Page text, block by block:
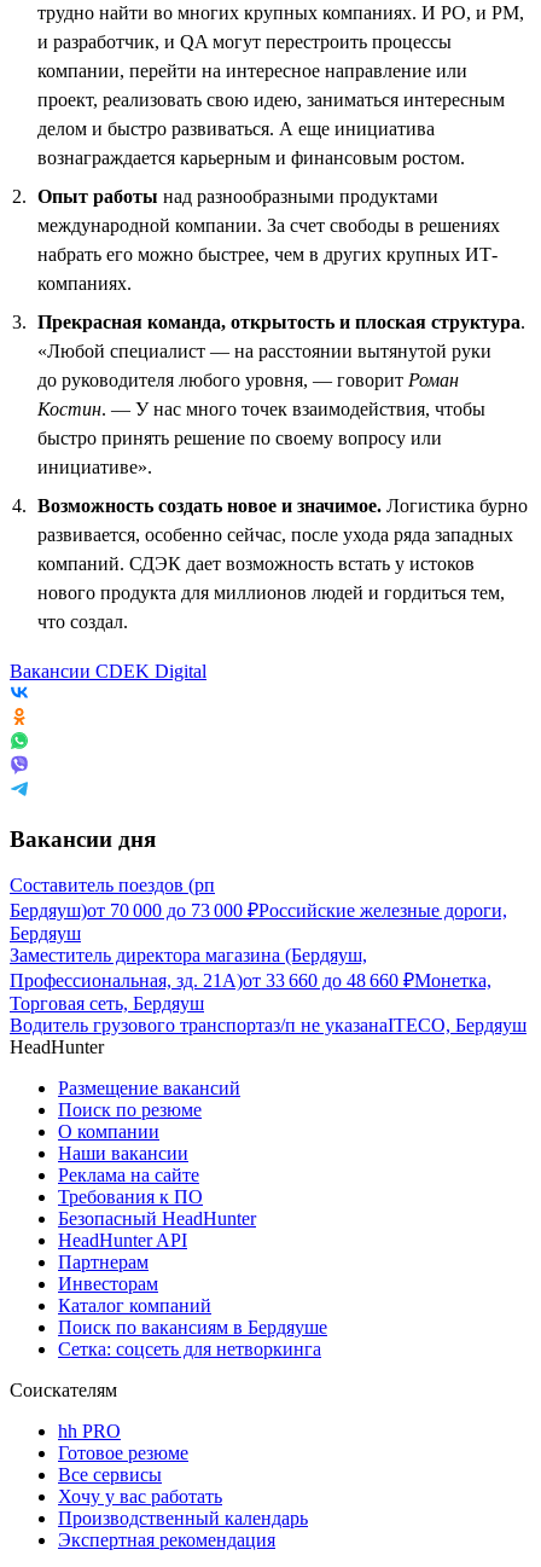
трудно найти во многих крупных компаниях. И PO, и PM,
и разработчик, и QA могут перестроить процессы
компании, перейти на интересное направление или
проект, реализовать свою идею, заниматься интересным
делом и быстро развиваться. А еще инициатива
вознаграждается карьерным и финансовым ростом.
Опыт работы над разнообразными продуктами
международной компании. За счет свободы в решениях
набрать его можно быстрее, чем в других крупных ИТ-
компаниях.
Прекрасная команда, открытость и плоская структура.
«Любой специалист — на расстоянии вытянутой руки
до руководителя любого уровня, — говорит Роман
Костин. — У нас много точек взаимодействия, чтобы
быстро принять решение по своему вопросу или
инициативе».
Возможность создать новое и значимое. Логистика бурно
развивается, особенно сейчас, после ухода ряда западных
компаний. СДЭК дает возможность встать у истоков
нового продукта для миллионов людей и гордиться тем,
что создал.
Вакансии CDEK Digital
Вакансии дня
Составитель поездов (рп
Бердяуш)от 70 000 до 73 000 ₽Российские железные дороги,
Бердяуш
Заместитель директора магазина (Бердяуш,
Профессиональная, зд. 21А)от 33 660 до 48 660 ₽Монетка,
Торговая сеть, Бердяуш
Водитель грузового транспортаз/п не указанаITECO, Бердяуш
HeadHunter
Размещение вакансий
Поиск по резюме
О компании
Наши вакансии
Реклама на сайте
Требования к ПО
Безопасный HeadHunter
HeadHunter API
Партнерам
Инвесторам
Каталог компаний
Поиск по вакансиям в Бердяуше
Сетка: соцсеть для нетворкинга
Соискателям
hh PRO
Готовое резюме
Все сервисы
Хочу у вас работать
Производственный календарь
Экспертная рекомендация